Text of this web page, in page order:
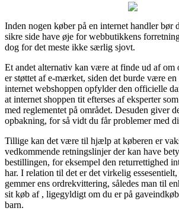
Inden nogen køber på en internet handler bør
sikre side have øje for webbutikkens
dog for det meste ikke særlig sjovt.
Et andet alternativ kan være at finde ud af om
er støttet af e-mærket, siden det burde være
internet webshoppen opfylder den officielle
at internet shoppen tit efterses af eksperter
med reglementet på området. Desuden giver
opbakning, for så vidt du får problemer med
Tillige kan det være til hjælp at køberen er
vedkommende retningslinjer der kan have
bestillingen, for eksempel den returrettighed
har. I relation til det er det virkelig
gemmer ens ordrekvittering, således man til
sit køb af , ligegyldigt om du er på
barn.